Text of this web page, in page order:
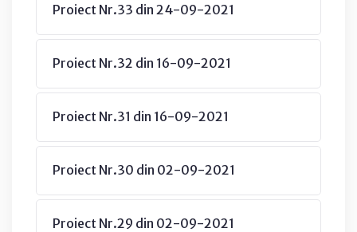
Proiect Nr.33 din 24-09-2021
Proiect Nr.32 din 16-09-2021
Proiect Nr.31 din 16-09-2021
Proiect Nr.30 din 02-09-2021
Proiect Nr.29 din 02-09-2021